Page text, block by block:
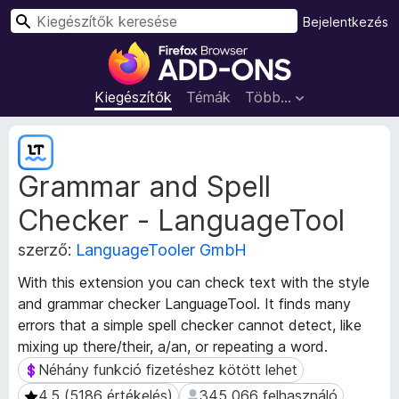
F
r
e
ö
n
é
s
z
ő
k
i
Kiegészítők Témák Több…
Bejelentkezés
K
Grammar and Spell
Checker - LanguageTool
szerző: LanguageTooler GmbH
With this extension you can check text with the style
and grammar checker LanguageTool. It finds many
errors that a simple spell checker cannot detect, like
mixing up there/their, a/an, or repeating a word.
Néhány funkció fizetéshez kötött lehet
Néhány funkció fizetéshez kötött lehet
4.5 (5186 értékelés) 345 066 felhasználó
K
i
e
g
é
s
z
í
t
ő
m
e
t
a